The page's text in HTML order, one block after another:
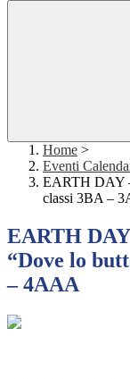
Home >
Eventi
EARTH DAY
classi 3BA –
EARTH
“Dove lo
– 4AAA